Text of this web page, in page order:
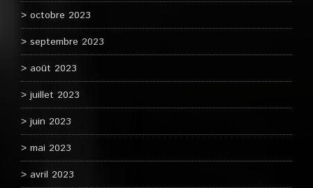
octobre 2023
septembre 2023
août 2023
juillet 2023
juin 2023
mai 2023
avril 2023